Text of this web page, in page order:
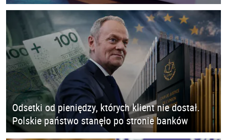
Odsetki od pieniędzy, których klient nie dostał.
Polskie państwo stanęło po stronie banków